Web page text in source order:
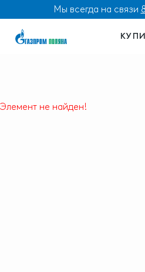
Мы всегда на связи
Элемент не найден!